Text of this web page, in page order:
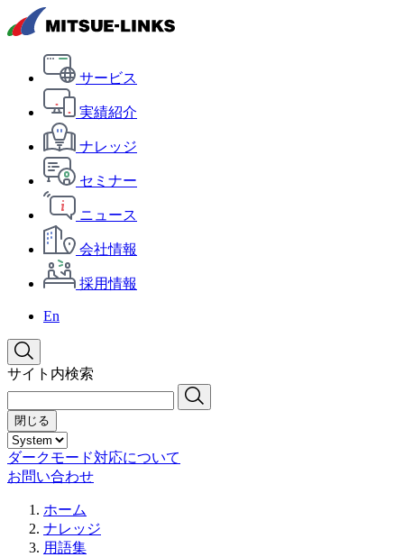
サービス
実績紹介
ナレッジ
セミナー
ニュース
会社情報
採用情報
En
サイト内検索
閉じる
ダークモード対応について
お問い合わせ
ホーム
ナレッジ
用語集